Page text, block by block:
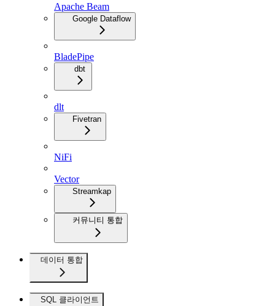
Apache Beam
Google Dataflow
BladePipe
dbt
dlt
Fivetran
NiFi
Vector
Streamkap
커뮤니티 통합
데이터 통합
SQL 클라이언트